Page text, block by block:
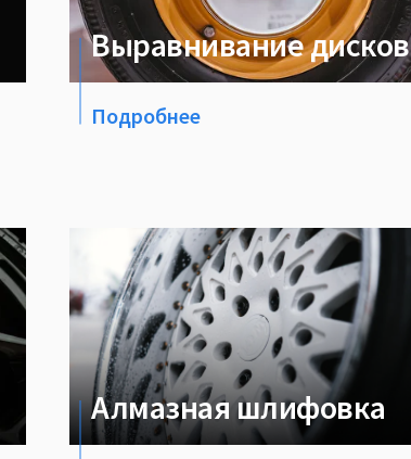
Выравнивание дисков
Подробнее
Алмазная шлифовка